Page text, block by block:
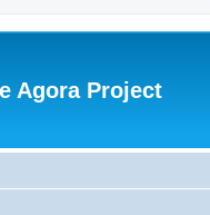
Agora Project